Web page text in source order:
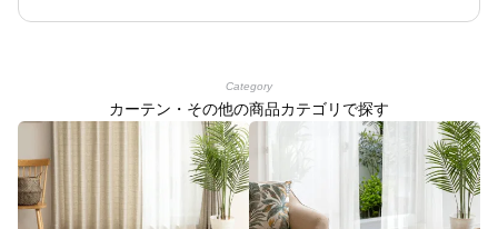
Category
カーテン・その他の商品カテゴリで探す